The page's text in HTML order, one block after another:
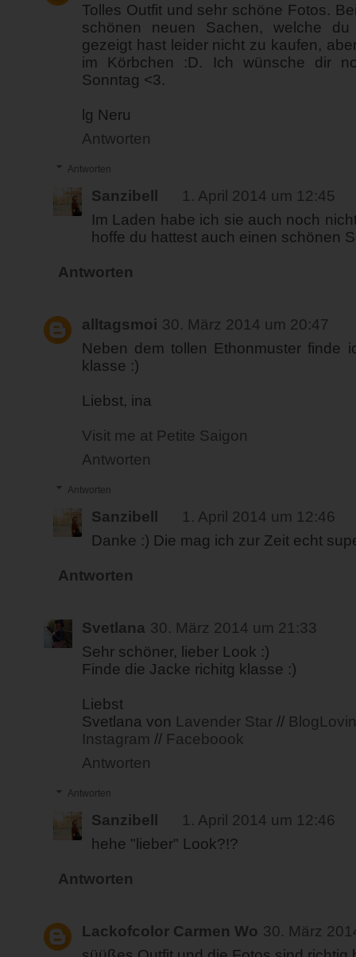
Tolles Outfit und sehr schöne Fotos.
schönen neuen Sachen, welche
gezeigt hast leider nicht zu kaufen,
im Körbchen :D. Ich wünsche dir
Sonntag <3.
lg Neru
Antworten
Antworten
Sanzibell
1. April 2014 um 12:45
Im Laden habe ich sie auch noch
hoffe du hattest auch einen schönen
Antworten
alltagsmoi 30. März 2014 um 20:47
Neben dem tollen Ethonmuster finde
klasse :)
Liebst, ina
Visit me at Petite Saigon
Antworten
Antworten
Sanzibell
1. April 2014 um 12:46
Danke :) Die mag ich zur Zeit echt
Antworten
Svetlana 30. März 2014 um 21:33
Sehr schöner, lieber Look :)
Finde die Jacke richitg klasse :)
Liebst
Svetlana von Lavender Star // BlogLovin
Instagram // Faceboook
Antworten
Antworten
Sanzibell
1. April 2014 um 12:46
hehe "lieber" Look?!?
Antworten
Lackofcolor Carmen Wo 30. März